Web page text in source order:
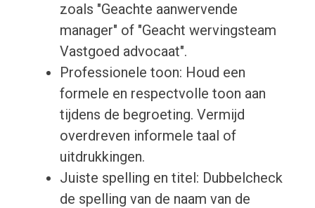
zoals "Geachte aanwervende
manager" of "Geacht wervingsteam
Vastgoed advocaat".
Professionele toon: Houd een
formele en respectvolle toon aan
tijdens de begroeting. Vermijd
overdreven informele taal of
uitdrukkingen.
Juiste spelling en titel: Dubbelcheck
de spelling van de naam van de